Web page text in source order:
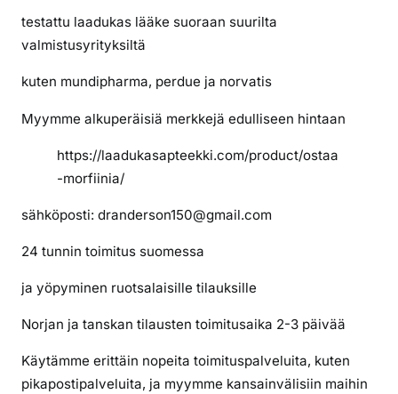
testattu laadukas lääke suoraan suurilta
valmistusyrityksiltä
kuten mundipharma, perdue ja norvatis
Myymme alkuperäisiä merkkejä edulliseen hintaan
https://laadukasapteekki.com/product/ostaa
-morfiinia/
sähköposti: dranderson150@gmail.com
24 tunnin toimitus suomessa
ja yöpyminen ruotsalaisille tilauksille
Norjan ja tanskan tilausten toimitusaika 2-3 päivää
Käytämme erittäin nopeita toimituspalveluita, kuten
pikapostipalveluita, ja myymme kansainvälisiin maihin